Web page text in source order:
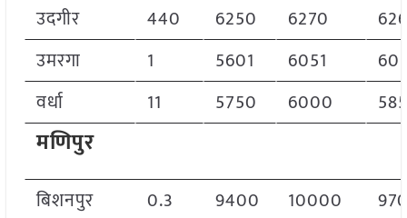
उदगीर
440 6250 6270
उमरगा
1 5601 6051
वर्धा
11 5750 6000
मणिपुर
बिशनपुर 0.3 9400 10000